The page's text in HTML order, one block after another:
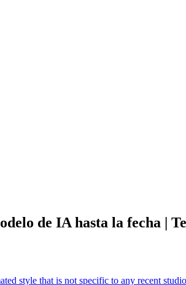
de IA hasta la fecha |